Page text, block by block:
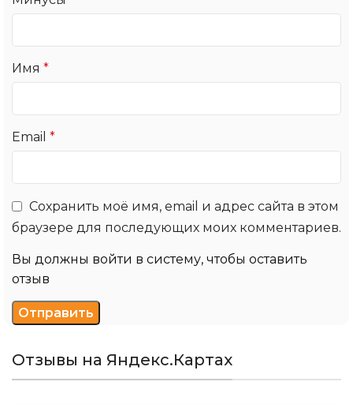
Имя *
Email *
Сохранить моё имя, email и адрес сайта в этом
браузере для последующих моих комментариев.
Вы должны войти в систему, чтобы оставить
отзыв
Отзывы на Яндекс.Картах